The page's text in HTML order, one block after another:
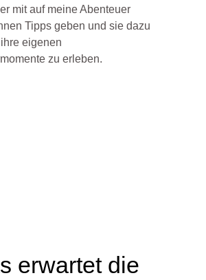
mit auf meine Abenteuer
Tipps geben und sie dazu
eigenen
zu erleben.
erwartet die